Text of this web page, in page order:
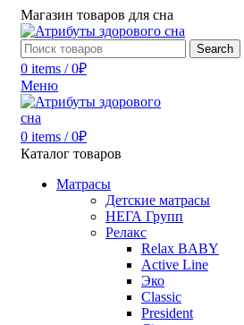
Магазин товаров для сна
Search
0 items / 0₽
Меню
0 items / 0₽
Каталог товаров
Матрасы
Детские матрасы
НЕГА Групп
Релакс
Relax BABY
Active Line
Эко
Classic
President